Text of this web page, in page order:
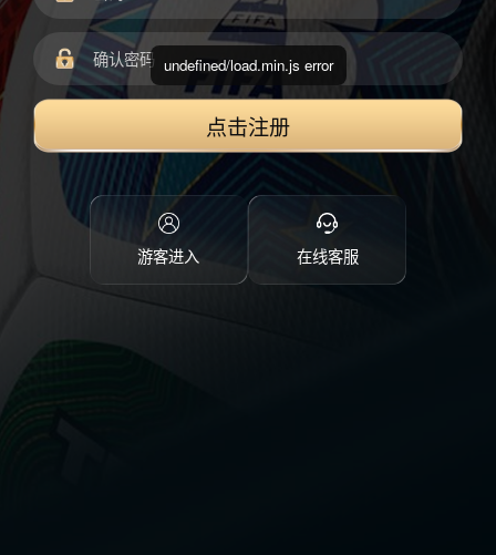
点击注册
游客进入 在线客服
undefined/load.min.js error